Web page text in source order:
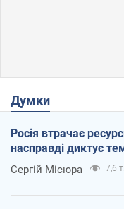
Думки
Росія втрачає
насправді диктує
Сергій Місюра 7,6 т.